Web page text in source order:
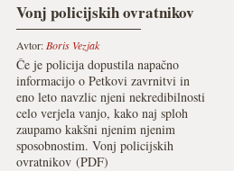
Vonj policijskih ovratnikov
Avtor: Boris Vezjak
Če je policija dopustila napačno
informacijo o Petkovi zavrnitvi in
eno leto navzlic njeni nekredibilnosti
celo verjela vanjo, kako naj sploh
zaupamo kakšni njenim njenim
sposobnostim. Vonj policijskih
ovratnikov (PDF)